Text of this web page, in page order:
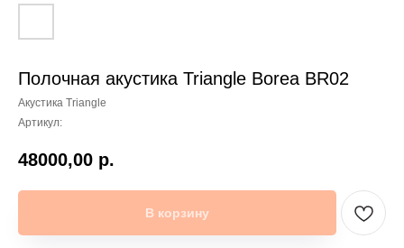
Полочная акустика Triangle Borea BR02
Акустика Triangle
Артикул:
48000,00 р.
В корзину